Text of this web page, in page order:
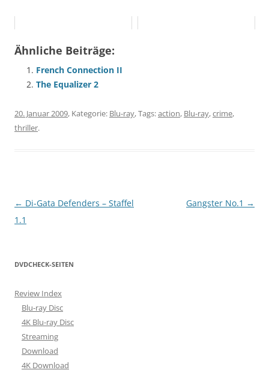
Ähnliche Beiträge:
French Connection II
The Equalizer 2
20. Januar 2009, Kategorie: Blu-ray, Tags:action, Blu-ray,crime,
thriller.
Beitragsnavigation
← Di-Gata Defenders – Staffel
1.1
Gangster No.1 →
DVDCHECK-SEITEN
Review Index
Blu-ray Disc
4K Blu-ray Disc
Streaming
Download
4K Download